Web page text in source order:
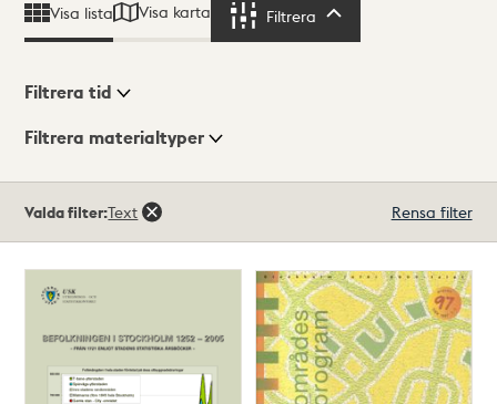
Visa lista Visa karta Filtrera
Visningsläge
Filtrera tid
Filtrera materialtyper
träffar
Valda filter:Text Rensa filter